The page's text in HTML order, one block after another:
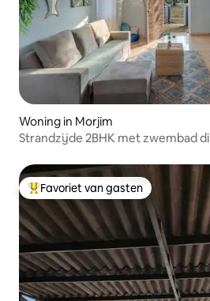
Woning in Morjim
Strandzijde 2BHK met zwembad
Topfavoriet van gasten
Favoriet van gasten